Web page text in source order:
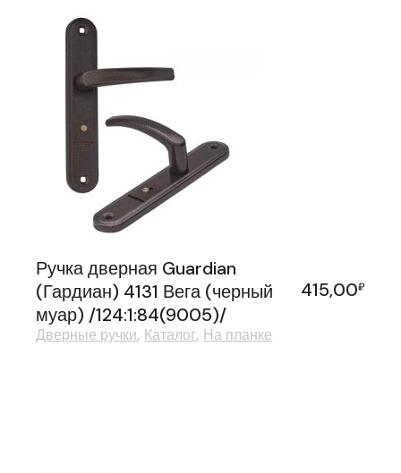
Ручка дверная Guardian
(Гардиан) 4131 Вега (черный
муар) /124:1:84(9005)/
415,00₽
Дверные ручки Каталог На планке